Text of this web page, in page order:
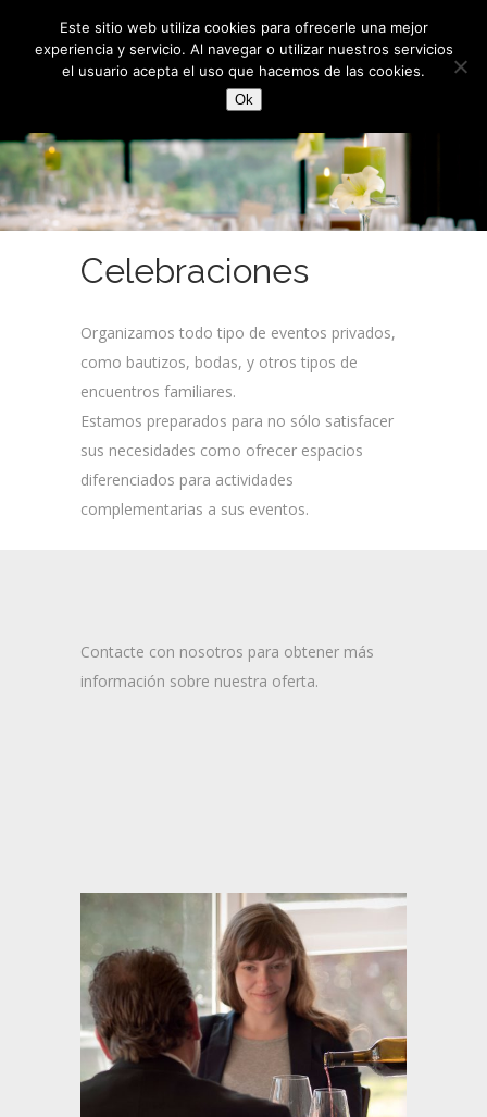
Celebraciones
Organizamos todo tipo de eventos privados,
como bautizos, bodas, y otros tipos de
encuentros familiares.
Estamos preparados para no sólo satisfacer
sus necesidades como ofrecer espacios
diferenciados para actividades
complementarias a sus eventos.
Contacte con nosotros para obtener más
información sobre nuestra oferta.
Este sitio web utiliza cookies para ofrecerle una mejor
experiencia y servicio. Al navegar o utilizar nuestros servicios
el usuario acepta el uso que hacemos de las cookies.
Ok